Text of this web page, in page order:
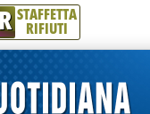
STAFFETTA
RIFIUTI